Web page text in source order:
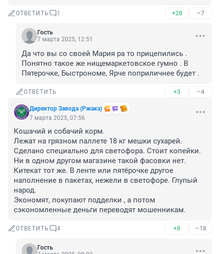
ОТВЕТИТЬ 1 +28 –7
Гость
7 марта 2025, 12:51
Да что вы со своей Мария ра то прицепились .
Понятно такое же нищемаркетовское гумно . В
Пятерочке, Быстрономе, Ярче поприличнее будет .
ОТВЕТИТЬ +3 –4
Директор Завода (Ржака)
7 марта 2025, 07:56
Кошачий и собачий корм.
Лежат на грязном паллете 18 кг мешки сухарей.
Сделано специально для светофора. Стоит копейки.
Ни в одном другом магазине такой фасовки нет.
Китекат тот же. В ленте или пятёрочке другое
наполнение в пакетах, нежели в светофоре. Глупый
народ.
Экономят, покупают подделки , а потом
сэкономленные деньги переводят мошенникам.
ОТВЕТИТЬ 4 +8 –18
Гость